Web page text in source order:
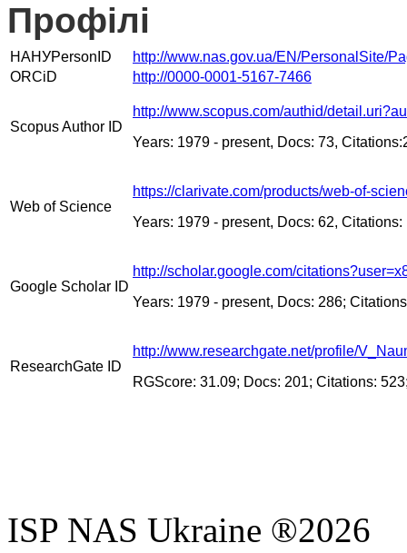
Профілі
НАНУPerson ID
http://www.nas.gov.ua/EN/PersonalSite/
ORCiD
http://0000-0001-5167-7466
Scopus Author ID
http://www.scopus.com/authid/
Years: 1979 - present, Docs: 73,
Web of Science
https://clarivate.com/products/web-of-
Years: 1979 - present, Docs: 62,
Google Scholar ID
http://scholar.google.com/
Years: 1979 - present, Docs: 286;
ResearchGate ID
http://www.researchgate.net/profile/
RGScore: 31.09; Docs: 201; Citations:
ISP NAS Ukraine ®2026